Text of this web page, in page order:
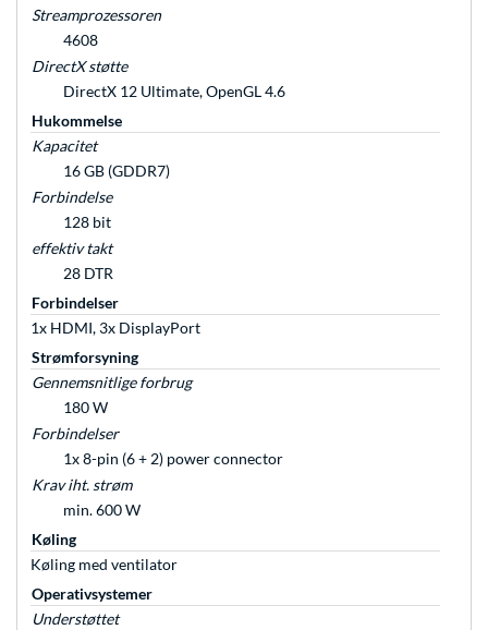
Streamprozessoren
4608
DirectX støtte
DirectX 12 Ultimate, OpenGL 4.6
Hukommelse
Kapacitet
16 GB (GDDR7)
Forbindelse
128 bit
effektiv takt
28 DTR
Forbindelser
1x HDMI, 3x DisplayPort
Strømforsyning
Gennemsnitlige forbrug
180 W
Forbindelser
1x 8-pin (6 + 2) power connector
Krav iht. strøm
min. 600 W
Køling
Køling med ventilator
Operativsystemer
Understøttet